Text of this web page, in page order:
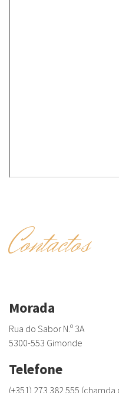
Contactos
Morada
Rua do Sabor N.º 3A
5300-553 Gimonde
Telefone
(+351) 273 382 555